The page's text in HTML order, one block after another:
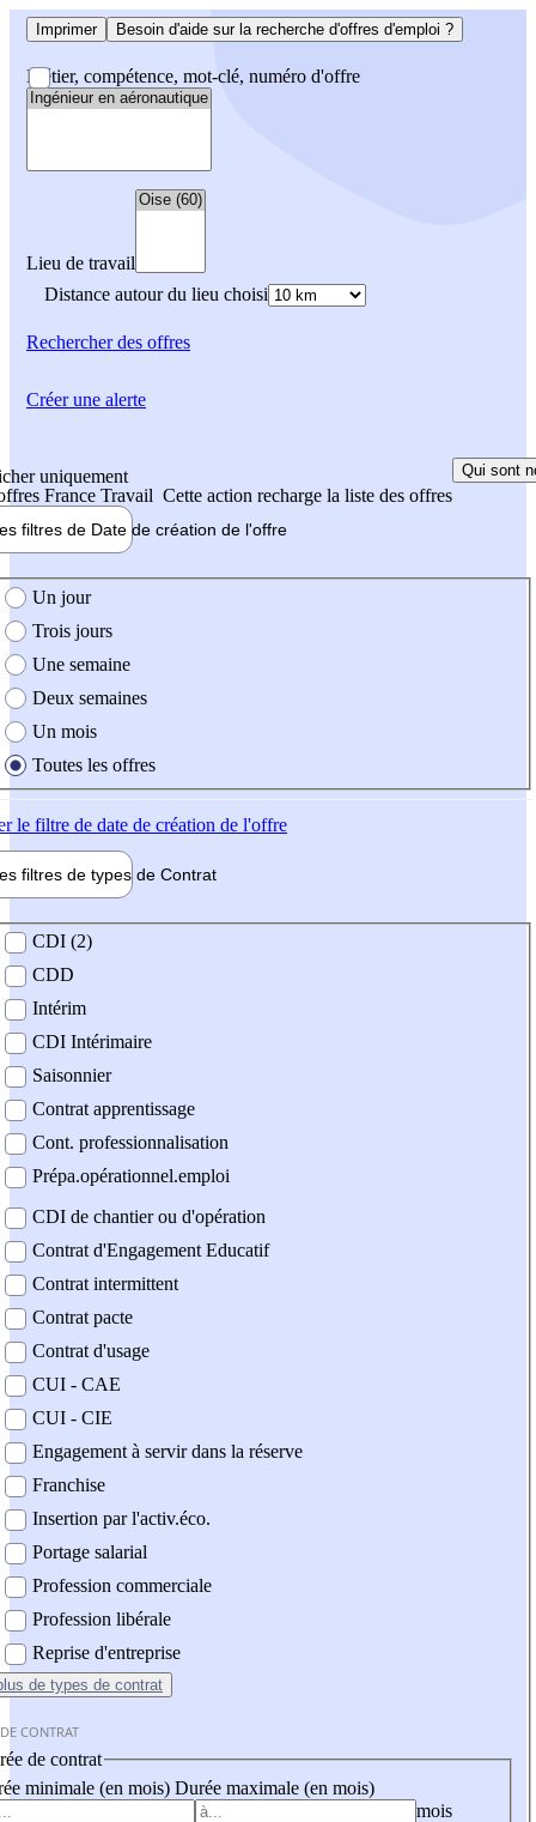
Imprimer Besoin d'aide sur la recherche d'offres d'emploi ?
Métier, compétence, mot-clé, numéro d'offre
Lieu de travail
Distance autour du lieu choisi
Rechercherdes offres
uniquement
France Travail Cette action recharge la liste des offres
Qui sont
filtres de Date de création de l'offre
création de l'offre
Un jour
Trois jours
Une semaine
Deux semaines
Un mois
Toutes les offres
le filtre de date de création de l'offre
filtres de types de Contrat
contrat
CDI (2)
CDD
Intérim
CDI Intérimaire
Saisonnier
Contrat apprentissage
Cont. professionnalisation
Prépa.opérationnel.emploi
CDI de chantier ou d'opération
Contrat d'Engagement Educatif
Contrat intermittent
Contrat pacte
Contrat d'usage
CUI - CAE
CUI - CIE
Engagement à servir dans la réserve
Franchise
Insertion par l'activ.éco.
Portage salarial
Profession commerciale
Profession libérale
Reprise d'entreprise
de types de contrat
CONTRAT
de contrat
minimale (en mois) Durée maximale (en mois)
mois
Créer une alerte